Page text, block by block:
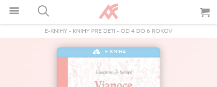
E-KNIHY - KNIHY PRE DETI - OD 4 DO 6 ROKOV
E-KNIHA